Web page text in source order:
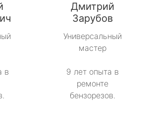
в
Дмитрий
Зарубов
Универсальный
мастер
9 лет опыта в
ремонте
бензорезов.